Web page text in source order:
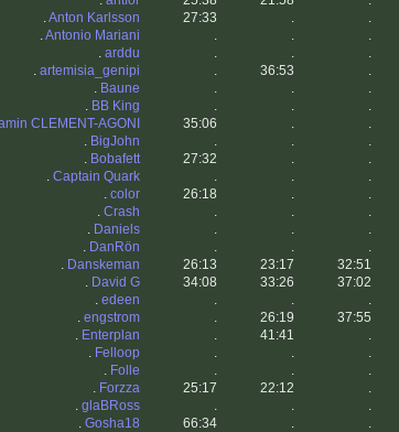
.Anton Karlsson 27:33 . .
.Antonio Mariani . . .
. arddu . . .
. artemisia_genipi . 36:53 .
. Baune . . .
. BB King . . .
CLEMENT-AGONI 35:06 . .
. BigJohn . . .
. Bobafett 27:32 . .
. Captain Quark . . .
. color 26:18 . .
. Crash . . .
. Daniels . . .
. DanRön . . .
. Danskeman 26:13 23:17 32:51
. David G 34:08 33:26 37:02
. edeen . . .
. engstrom . 26:19 37:55
. Enterplan . 41:41 .
. Felloop . . .
. Folle . . .
. Forzza 25:17 22:12 .
. glaBRoss . . .
. Gosha18 66:34 . .